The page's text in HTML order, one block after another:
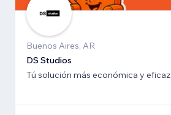
Buenos Aires, AR
DS Studios
Tú solución más económica y eficaz